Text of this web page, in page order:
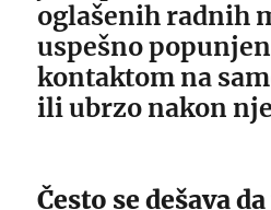
oglašenih radnih
uspešno
kontaktom na
ili ubrzo nakon
Često se dešava